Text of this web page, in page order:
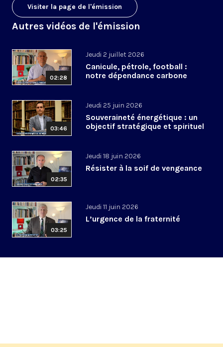
Visiter la page de l'émission
Autres vidéos de l'émission
02:28
Jeudi 2 juillet 2026
Canicule, pétrole, football :
notre dépendance carbone
03:46
Jeudi 25 juin 2026
Souveraineté énergétique : un
objectif stratégique et spirituel
02:35
Jeudi 18 juin 2026
Résister à la soif de vengeance
03:25
Jeudi 11 juin 2026
L’urgence de la fraternité